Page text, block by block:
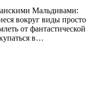
Мальдивами:
вокруг виды просто
от фантастической
в…